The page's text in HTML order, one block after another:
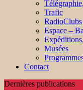
Trafic
RadioClubs
Espace –
Musées
Contact
Dernières publications